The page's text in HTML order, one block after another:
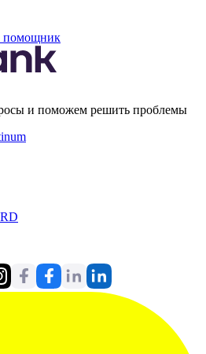
помощник
и поможем решить проблемы